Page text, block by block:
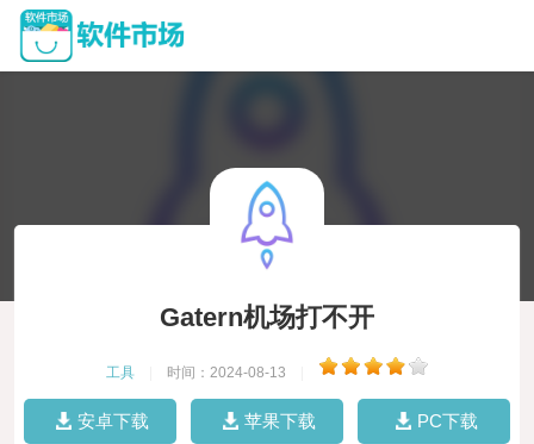
Gatern机场打不开
工具 时间：2024-08-13
安卓下载 苹果下载 PC下载